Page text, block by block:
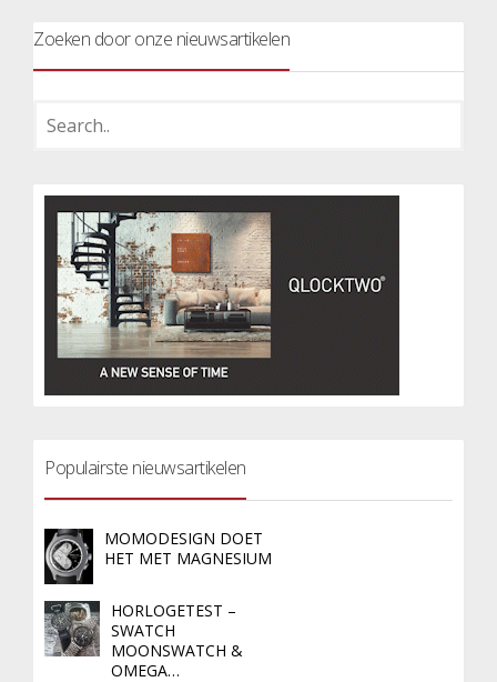
Zoeken door onze nieuwsartikelen
Populairste nieuwsartikelen
MOMODESIGN DOET
HET MET MAGNESIUM
HORLOGETEST –
SWATCH
MOONSWATCH &
OMEGA…